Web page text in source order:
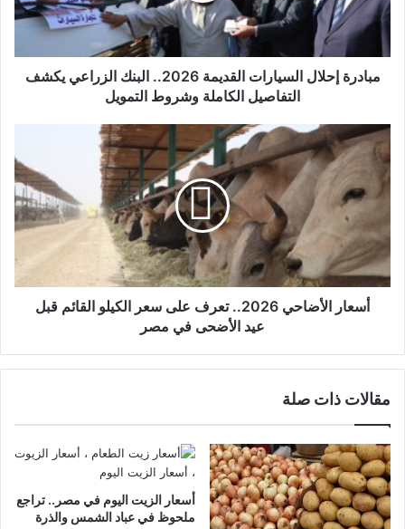
مبادرة إحلال السيارات القديمة 2026.. البنك الزراعي يكشف
التفاصيل الكاملة وشروط التمويل
أسعار الأضاحي 2026.. تعرف على سعر الكيلو القائم قبل
عيد الأضحى في مصر
مقالات ذات صلة
أسعار الزيت اليوم في مصر.. تراجع
ملحوظ في عباد الشمس والذرة